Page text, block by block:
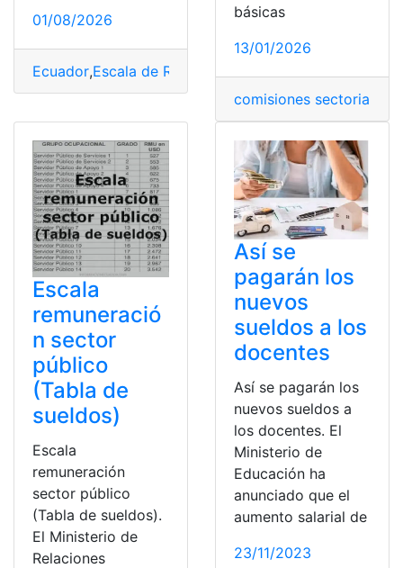
01/08/2026
Ecuador,Escala de Remuneración
básicas
13/01/2026
comisiones sectoriales
Escala
remuneració
n sector
público
(Tabla de
sueldos)
Escala
remuneración
sector público
(Tabla de sueldos).
El Ministerio de
Relaciones
Así se
pagarán los
nuevos
sueldos a los
docentes
Así se pagarán los
nuevos sueldos a
los docentes. El
Ministerio de
Educación ha
anunciado que el
aumento salarial de
23/11/2023